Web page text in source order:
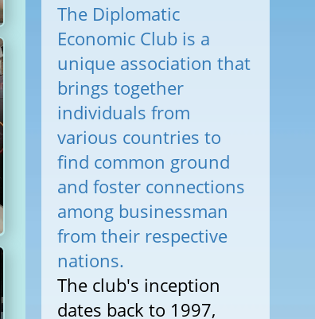
The Diplomatic
Economic Club is a
unique association that
brings together
individuals from
various countries to
find common ground
and foster connections
among businessman
from their respective
nations.
The club's inception
dates back to 1997,